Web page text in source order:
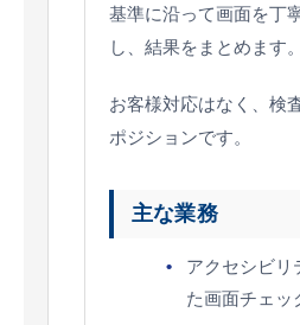
基準に沿って画面を丁
し、結果をまとめます。
お客様対応はなく、検
ポジションです。
主な業務
アクセシビリ
た画面チェッ